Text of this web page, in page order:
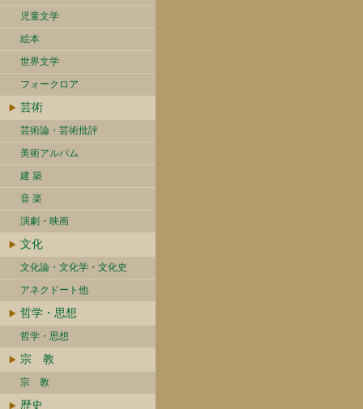
児童文学
絵本
世界文学
フォークロア
芸術
芸術論・芸術批評
美術アルバム
建 築
音 楽
演劇・映画
文化
文化論・文化学・文化史
アネクドート他
哲学・思想
哲学・思想
宗 教
宗 教
歴史